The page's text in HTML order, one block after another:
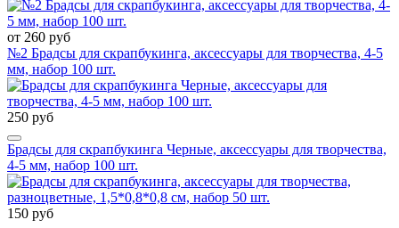
от 260 руб
№2 Брадсы для скрапбукинга, аксессуары для творчества, 4-5
мм, набор 100 шт.
250 руб
Брадсы для скрапбукинга Черные, аксессуары для творчества,
4-5 мм, набор 100 шт.
150 руб